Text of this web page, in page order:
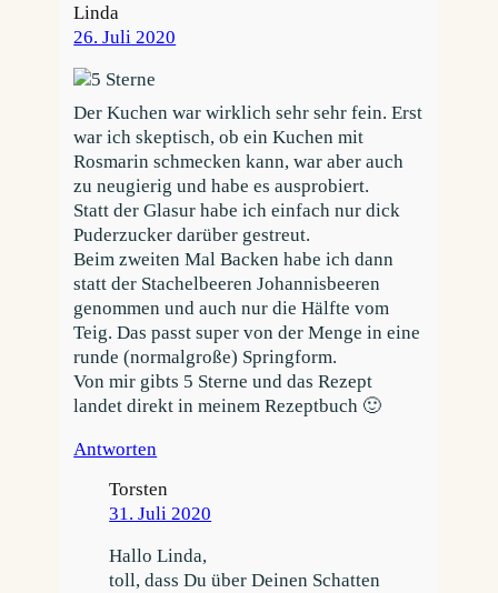
Linda
26. Juli 2020
Der Kuchen war wirklich sehr sehr fein. Erst
war ich skeptisch, ob ein Kuchen mit
Rosmarin schmecken kann, war aber auch
zu neugierig und habe es ausprobiert.
Statt der Glasur habe ich einfach nur dick
Puderzucker darüber gestreut.
Beim zweiten Mal Backen habe ich dann
statt der Stachelbeeren Johannisbeeren
genommen und auch nur die Hälfte vom
Teig. Das passt super von der Menge in eine
runde (normalgroße) Springform.
Von mir gibts 5 Sterne und das Rezept
landet direkt in meinem Rezeptbuch 🙂
Antworten
Torsten
31. Juli 2020
Hallo Linda,
toll, dass Du über Deinen Schatten